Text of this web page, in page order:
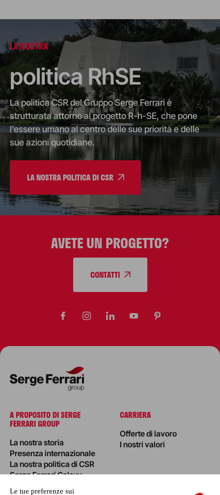
LA NOSTRA
politica RhSE
La politica CSR del Gruppo Serge Ferrari è
strutturata attorno al progetto R-h-SE, che pone
l’essere umano al centro delle sue priorità e delle
sue azioni quotidiane.
LA NOSTRA POLITICA DI CSR
AVETE UN PROGETTO?
CONTATTI
A PROPOSITO DI SERGE
FERRARI GROUP
La nostra storia
Presenza internazionale
La nostra politica di CSR
Serge Ferrari Galaxy
CARRIERA
Offerte di lavoro
I nostri valori